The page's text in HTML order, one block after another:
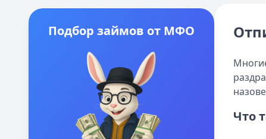
Подбор займов от МФО
Что